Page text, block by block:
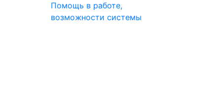
Помощь в работе,
возможности системы